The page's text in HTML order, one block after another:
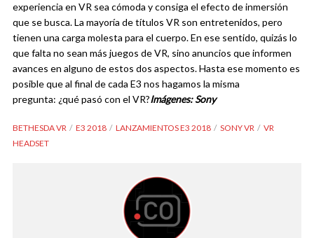
experiencia en VR sea cómoda y consiga el efecto de inmersión
que se busca. La mayoría de títulos VR son entretenidos, pero
tienen una carga molesta para el cuerpo.En ese sentido, quizás lo
que falta no sean más juegos de VR, sino anuncios que informen
avances en alguno de estos dos aspectos. Hasta ese momento es
posible que al final de cada E3 nos hagamos la misma
pregunta: ¿qué pasó con el VR?Imágenes: Sony
BETHESDA VR E3 2018 LANZAMIENTOS E3 2018 SONY VR
VR
HEADSET